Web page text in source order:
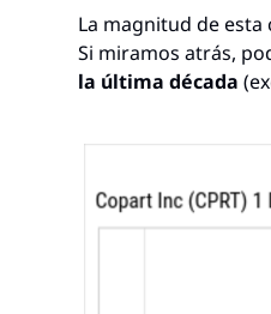
La magnitud de
Si miramos atrás,
la última década